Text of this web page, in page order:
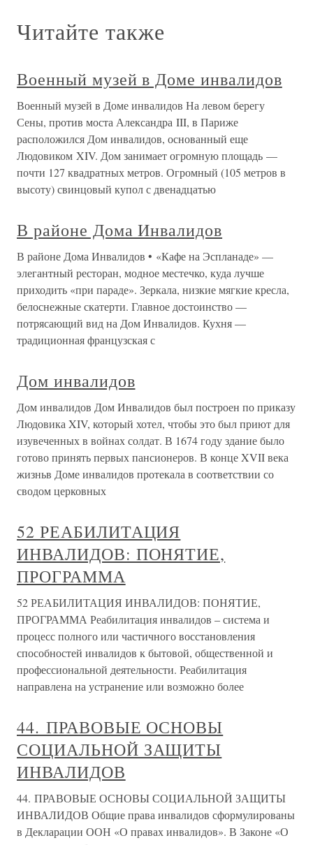
Читайте также
Военный музей в Доме инвалидов
Военный музей в Доме инвалидов На левом берегу
Сены, против моста Александра III, в Париже
расположился Дом инвалидов, основанный еще
Людовиком XIV. Дом занимает огромную площадь —
почти 127 квадратных метров. Огромный (105 метров в
высоту) свинцовый купол с двенадцатью
В районе Дома Инвалидов
В районе Дома Инвалидов • «Кафе на Эспланаде» —
элегантный ресторан, модное местечко, куда лучше
приходить «при параде». Зеркала, низкие мягкие кресла,
белоснежные скатерти. Главное достоинство —
потрясающий вид на Дом Инвалидов. Кухня —
традиционная французская с
Дом инвалидов
Дом инвалидов Дом Инвалидов был построен по приказу
Людовика XIV, который хотел, чтобы это был приют для
изувеченных в войнах солдат. В 1674 году здание было
готово принять первых пансионеров. В конце XVII века
жизньв Доме инвалидов протекала в соответствии со
сводом церковных
52 РЕАБИЛИТАЦИЯ
ИНВАЛИДОВ: ПОНЯТИЕ,
ПРОГРАММА
52 РЕАБИЛИТАЦИЯ ИНВАЛИДОВ: ПОНЯТИЕ,
ПРОГРАММА Реабилитация инвалидов – система и
процесс полного или частичного восстановления
способностей инвалидов к бытовой, общественной и
профессиональной деятельности. Реабилитация
направлена на устранение или возможно более
44. ПРАВОВЫЕ ОСНОВЫ
СОЦИАЛЬНОЙ ЗАЩИТЫ
ИНВАЛИДОВ
44. ПРАВОВЫЕ ОСНОВЫ СОЦИАЛЬНОЙ ЗАЩИТЫ
ИНВАЛИДОВ Общие права инвалидов сформулированы
в Декларации ООН «О правах инвалидов». В Законе «О